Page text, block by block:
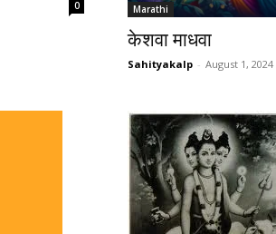
0 Marathi
केशवा माधवा
Sahityakalp - August 1, 2024